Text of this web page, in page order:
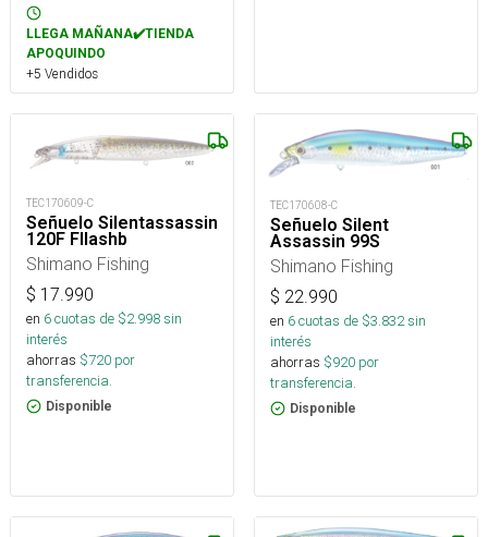
LLEGA MAÑANA✔️TIENDA
APOQUINDO
+5 Vendidos
TEC170609-C
Señuelo Silentassassin
120F Fllashb
Shimano Fishing
$ 17.990
en 6cuotas de $2.998sin
interés
ahorras $720 por
transferencia.
Disponible
TEC170608-C
Señuelo Silent
Assassin 99S
Shimano Fishing
$ 22.990
en 6cuotas de $3.832sin
interés
ahorras $920 por
transferencia.
Disponible